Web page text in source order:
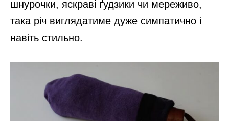
шнурочки, яскраві ґудзики чи мереживо,
така річ виглядатиме дуже симпатично і
навіть стильно.